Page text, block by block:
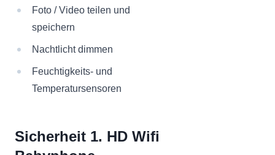
Foto / Video teilen und
speichern
Nachtlicht dimmen
Feuchtigkeits- und
Temperatursensoren
Sicherheit 1. HD Wifi